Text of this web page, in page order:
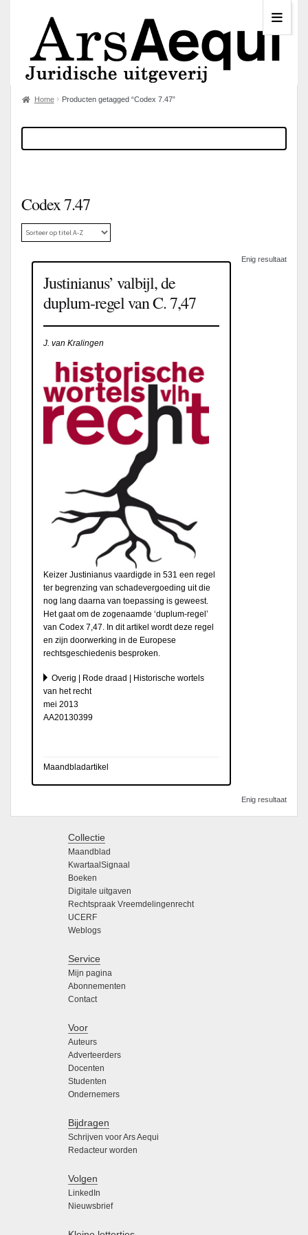
Home Producten getagged “Codex 7.47”
Codex 7.47
Enig resultaat
Justinianus’ valbijl, de
duplum-regel van C. 7,47
J. van Kralingen
Keizer Justinianus vaardigde in 531 een regel
ter begrenzing van schadevergoeding uit die
nog lang daarna van toepassing is geweest.
Het gaat om de zogenaamde ‘duplum-regel’
van Codex 7,47. In dit artikel wordt deze regel
en zijn doorwerking in de Europese
rechtsgeschiedenis besproken.
Overig | Rode draad | Historische wortels
van het recht
mei 2013
AA20130399
Maandbladartikel
Enig resultaat
Collectie
Maandblad
KwartaalSignaal
Boeken
Digitale uitgaven
Rechtspraak Vreemdelingenrecht
UCERF
Weblogs
Service
Mijn pagina
Abonnementen
Contact
Voor
Auteurs
Adverteerders
Docenten
Studenten
Ondernemers
Bijdragen
Schrijven voor Ars Aequi
Redacteur worden
Volgen
LinkedIn
Nieuwsbrief